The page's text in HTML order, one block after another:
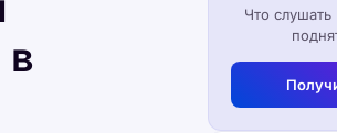
в
Что слушать